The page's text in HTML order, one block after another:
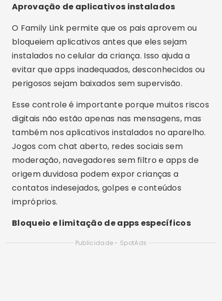
também nos aplicativos instalados no aparelho.
Jogos com chat aberto, redes sociais sem
moderação, navegadores sem filtro e apps de
origem duvidosa podem expor crianças a
contatos indesejados, golpes e conteúdos
impróprios.
Bloqueio e limitação de apps específicos
Publicidade - SpotAds
Outra função útil é limitar ou bloquear
aplicativos individualmente. Caso os pais
percebam que determinado app está sendo
usado em excesso, é possível ajustar o acesso
sem precisar bloquear o celular inteiro.
No contexto do WhatsApp, isso ajuda quando o
uso do mensageiro interfere nos estudos ou no
acompanhada de uma conversa clara,